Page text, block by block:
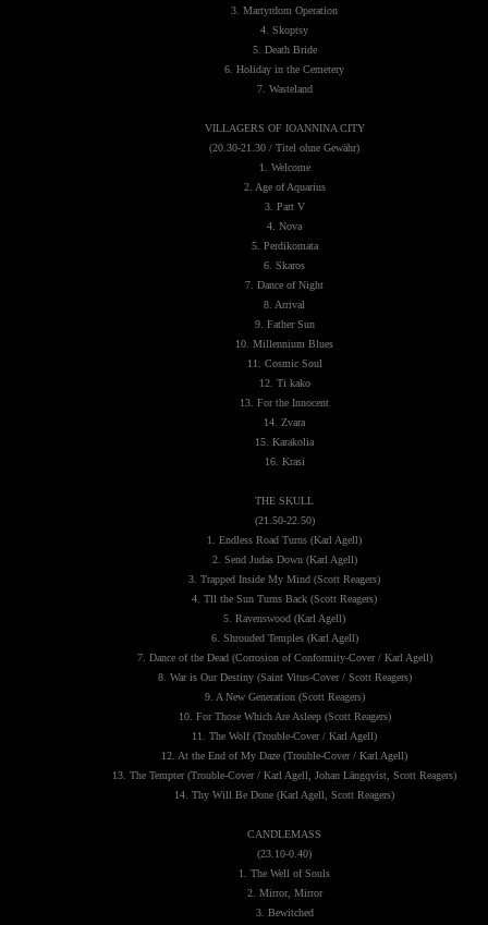
3. Martyrdom Operation
4. Skoptsy
5. Death Bride
6. Holiday in the Cemetery
7. Wasteland
VILLAGERS OF IOANNINA CITY
(20.30-21.30 / Titel ohne Gewähr)
1. Welcome
2. Age of Aquarius
3. Part V
4. Nova
5. Perdikomata
6. Skaros
7. Dance of Night
8. Arrival
9. Father Sun
10. Millennium Blues
11. Cosmic Soul
12. Ti kako
13. For the Innocent
14. Zvara
15. Karakolia
16. Krasi
THE SKULL
(21.50-22.50)
1. Endless Road Turns (Karl Agell)
2. Send Judas Down (Karl Agell)
3. Trapped Inside My Mind (Scott Reagers)
4. Tll the Sun Turns Back (Scott Reagers)
5. Ravenswood (Karl Agell)
6. Shrouded Temples (Karl Agell)
7. Dance of the Dead (Corrosion of Conformity-Cover / Karl Agell)
8. War is Our Destiny (Saint Vitus-Cover / Scott Reagers)
9. A New Generation (Scott Reagers)
10. For Those Which Are Asleep (Scott Reagers)
11. The Wolf (Trouble-Cover / Karl Agell)
12. At the End of My Daze (Trouble-Cover / Karl Agell)
13. The Tempter (Trouble-Cover / Karl Agell, Johan Längqvist, Scott Reagers)
14. Thy Will Be Done (Karl Agell, Scott Reagers)
CANDLEMASS
(23.10-0.40)
1. The Well of Souls
2. Mirror, Mirror
3. Bewitched